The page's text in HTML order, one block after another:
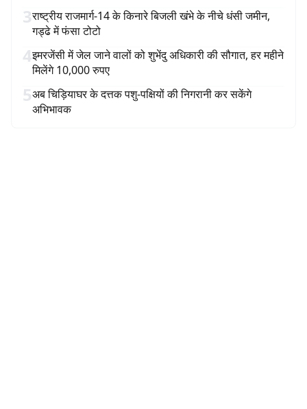
3राष्ट्रीय राजमार्ग-14 के किनारे बिजली खंभे के नीचे धंसी जमीन,
गड्ढे में फंसा टोटो
4इमरजेंसी में जेल जाने वालों को शुभेंदु अधिकारी की सौगात, हर महीने
मिलेंगे 10,000 रुपए
5अब चिड़ियाघर के दत्तक पशु-पक्षियों की निगरानी कर सकेंगे
अभिभावक